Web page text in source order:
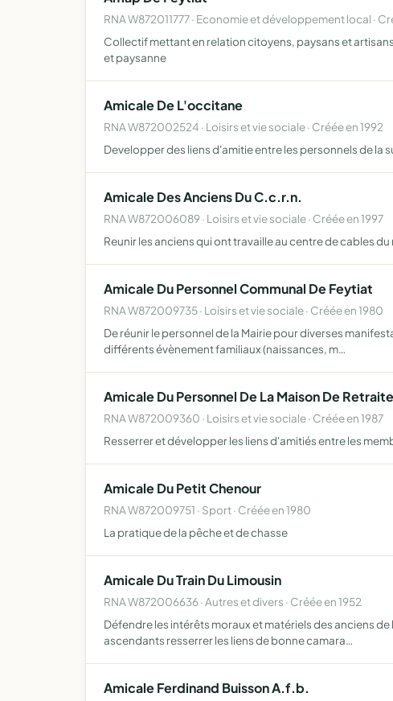
RNA W872011777 · Economie et développement local ·
Collectif mettant en relation citoyens, paysans et
et paysanne
Amicale De L'occitane
RNA W872002524 · Loisirs et vie sociale · Créée en 1992
Developper des liens d'amitie entre les personnels de la
Amicale Des Anciens Du C.c.r.n.
RNA W872006089 · Loisirs et vie sociale · Créée en 1997
Reunir les anciens qui ont travaille au centre de cables
Amicale Du Personnel Communal De Feytiat
RNA W872009735 · Loisirs et vie sociale · Créée en 1980
De réunir le personnel de la Mairie pour diverses
différents évènement familiaux (naissances, m…
Amicale Du Personnel De La Maison De
RNA W872009360 · Loisirs et vie sociale · Créée en 1987
Resserrer et développer les liens d'amitiés entre les
Amicale Du Petit Chenour
RNA W872009751 · Sport · Créée en 1980
La pratique de la pêche et de chasse
Amicale Du Train Du Limousin
RNA W872006636 · Autres et divers · Créée en 1952
Défendre les intérêts moraux et matériels des anciens
ascendants resserrer les liens de bonne camara…
Amicale Ferdinand Buisson A.f.b.